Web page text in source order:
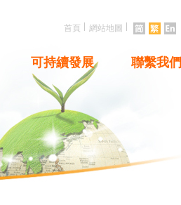
首頁 網站地圖
可持續發展 聯繫我們